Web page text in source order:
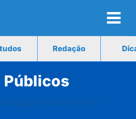
Redação
Públicos
AQUI: mais de 11 mil